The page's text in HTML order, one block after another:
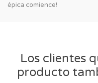
épica comience!
Los clientes
producto